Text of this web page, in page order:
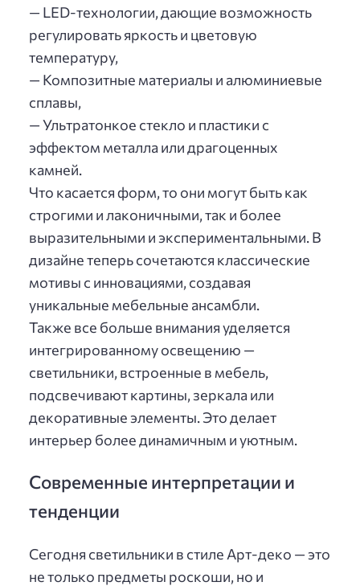
— LED-технологии, дающие возможность
регулировать яркость и цветовую
температуру,
— Композитные материалы и алюминиевые
сплавы,
— Ультратонкое стекло и пластики с
эффектом металла или драгоценных
камней.
Что касается форм, то они могут быть как
строгими и лаконичными, так и более
выразительными и экспериментальными. В
дизайне теперь сочетаются классические
мотивы с инновациями, создавая
уникальные мебельные ансамбли.
Также все больше внимания уделяется
интегрированному освещению —
светильники, встроенные в мебель,
подсвечивают картины, зеркала или
декоративные элементы. Это делает
интерьер более динамичным и уютным.
Современные интерпретации и
тенденции
Сегодня светильники в стиле Арт-деко — это
не только предметы роскоши, но и